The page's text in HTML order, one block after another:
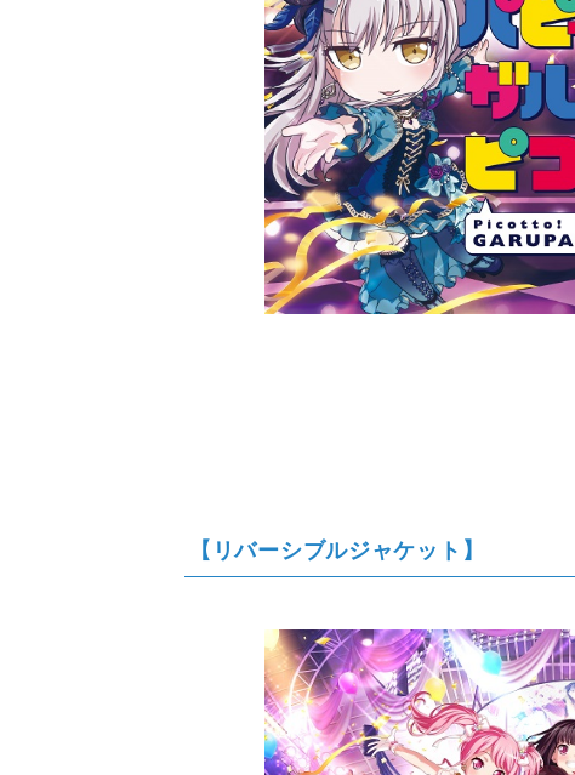
【リバーシブルジャケット】